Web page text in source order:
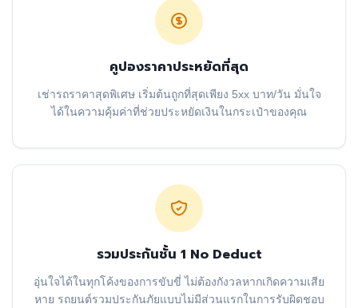
คูปองราคาประหยัดที่สุด
เช่ารถราคาสุดพิเศษ เริ่มต้นถูกที่สุดเพียง 5xx บาท/วัน มั่นใจ
ได้ในความคุ้มค่าที่ช่วยประหยัดเงินในกระเป๋าของคุณ
รวมประกันชั้น 1 No Deduct
อุ่นใจได้ในทุกโค้งของการขับขี่ ไม่ต้องกังวลหากเกิดความเสีย
หาย รถยนต์รวมประกันภัยแบบไม่มีส่วนแรกในการรับผิดชอบ